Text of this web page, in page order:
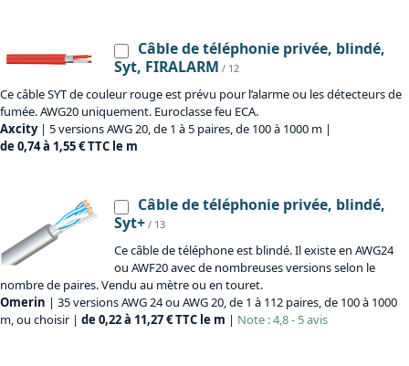
Câble de téléphonie privée, blindé,
Syt, FIRALARM / 12
Ce câble SYT de couleur rouge est prévu pour l’alarme ou les détecteurs de
fumée. AWG20 uniquement. Euroclasse feu ECA.
Axcity| 5 versions AWG 20, de 1 à 5 paires, de 100 à 1000 m |
de 0,74 à 1,55 € TTC le m
Câble de téléphonie privée, blindé,
Syt+ / 13
Ce câble de téléphone est blindé. Il existe en AWG24
ou AWF20 avec de nombreuses versions selon le
nombre de paires. Vendu au mètre ou en touret.
Omerin | 35 versions AWG 24 ou AWG 20, de 1 à 112 paires, de 100 à 1000
m, ou choisir | de 0,22 à 11,27 € TTC le m | Note : 4,8 - 5 avis